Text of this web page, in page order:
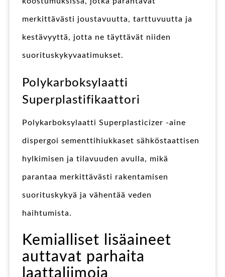
merkittävästi joustavuutta, tarttuvuutta ja
kestävyyttä, jotta ne täyttävät niiden
suorituskykyvaatimukset.
Polykarboksylaatti
Superplastifikaattori
Polykarboksylaatti Superplasticizer -aine
dispergoi sementtihiukkaset sähköstaattisen
hylkimisen ja tilavuuden avulla, mikä
parantaa merkittävästi rakentamisen
suorituskykyä ja vähentää veden
haihtumista.
Kemialliset lisäaineet
auttavat parhaita
laattaliimoja